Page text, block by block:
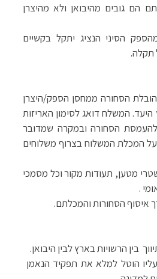
הם גובים מהיבואן ולא מהיצרן
הסיני הנציג יתקל בקשיים
תקלה.
הסחורה ממחסן הספק/היצרן
המשלח דואג לסימון האריזות
להעמסת הסחורה ובמקרה שמדובר
המכלת המשלוח בצרוף משלוחים
מטען, תעודות מקור וכל מסמכי
.
איסוף הסחורות והמכלתם.
בין הרשויות בארץ לבין היבואן.
הוטל למלא את תפקיד הנאמן